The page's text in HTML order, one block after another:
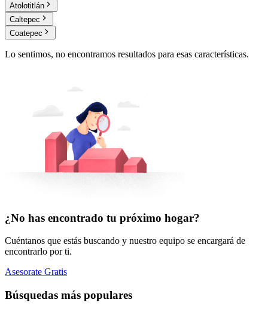
Atolotitlán
Caltepec
Coatepec
Lo sentimos, no encontramos resultados para esas características.
¿No has encontrado tu próximo hogar?
Cuéntanos que estás buscando y nuestro equipo se encargará de
encontrarlo por ti.
Asesorate Gratis
Búsquedas más populares